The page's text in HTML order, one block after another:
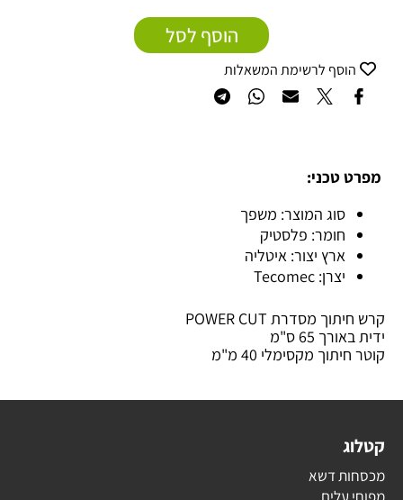
הוסף לסל
הוסף לרשימת המשאלות
מפרט טכני:
סוג המוצר: משפך
חומר: פלסטיק
ארץ יצור: איטליה
יצרן: Tecomec
קרש חיתוך מסדרת POWER CUT
ידית באורך 65 ס"מ
קוטר חיתוך מקסימלי 40 מ"מ
קטלוג
מכסחות דשא